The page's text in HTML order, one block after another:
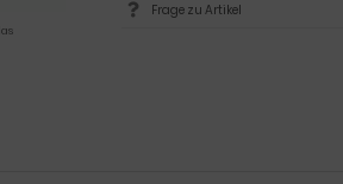
Frage zu Artikel